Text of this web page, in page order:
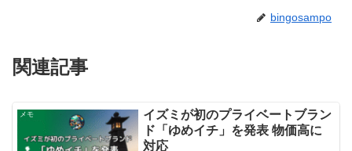
bingosampo
関連記事
メモ
イズミが初のプライベートブラン
ド「ゆめイチ」を発表 物価高に
対応